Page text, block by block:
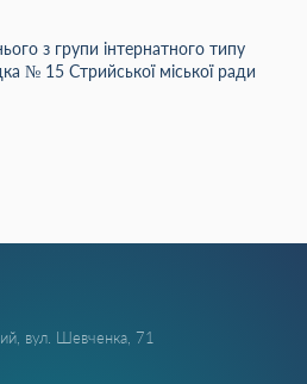
з групи інтернатного типу
№ 15 Стрийської міської ради
вул. Шевченка, 71